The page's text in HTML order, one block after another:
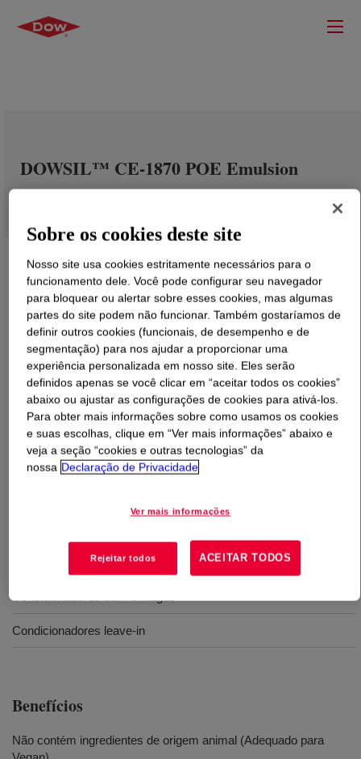
DOWSIL™ CE-1870 POE Emulsion
O que éDOWSIL™ CE-1870 POE Emulsion?
Emulsão de dimetil silicone para cuidados com os
cabelos.
Shampoos de condicionamento transparentes
Condicionadores com enxague
Condicionadores leave-in
Benefícios
Não contém ingredientes de origem animal (Adequado para
Sobre os cookies deste site
Nosso site usa cookies estritamente necessários para o
funcionamento dele. Você pode configurar seu navegador
para bloquear ou alertar sobre esses cookies, mas algumas
partes do site podem não funcionar. Também gostaríamos de
definir outros cookies (funcionais, de desempenho e de
segmentação) para nos ajudar a proporcionar uma
experiência personalizada em nosso site. Eles serão
definidos apenas se você clicar em “aceitar todos os cookies”
abaixo ou ajustar as configurações de cookies para ativá-los.
Para obter mais informações sobre como usamos os cookies
e suas escolhas, clique em “Ver mais informações” abaixo e
veja a seção “cookies e outras tecnologias” da
nossa Declaração de Privacidade
Ver mais informações
Rejeitar todos ACEITAR TODOS